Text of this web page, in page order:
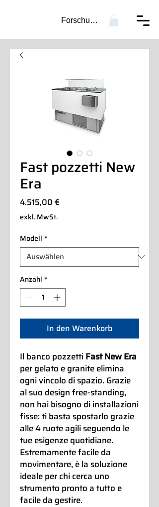
Forschung...
Fast pozzetti New
Era
4.515,00 €
exkl. MwSt.
Modell *
Anzahl *
In den Warenkorb
Il banco pozzettiFast New Era
per gelato e granite elimina
ogni vincolo di spazio. Grazie
al suo design free-standing,
non hai bisogno di installazioni
fisse: ti basta spostarlo grazie
alle 4 ruote agili seguendo le
tue esigenze quotidiane.
Estremamente facile da
movimentare, è la soluzione
ideale per chi cerca uno
strumento pronto a tutto e
facile da gestire.